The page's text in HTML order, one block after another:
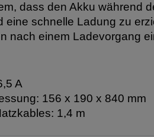
dass den Akku während
eine schnelle Ladung zu
nach einem Ladevorgang
A
156 x 190 x 840 mm
1,4 m